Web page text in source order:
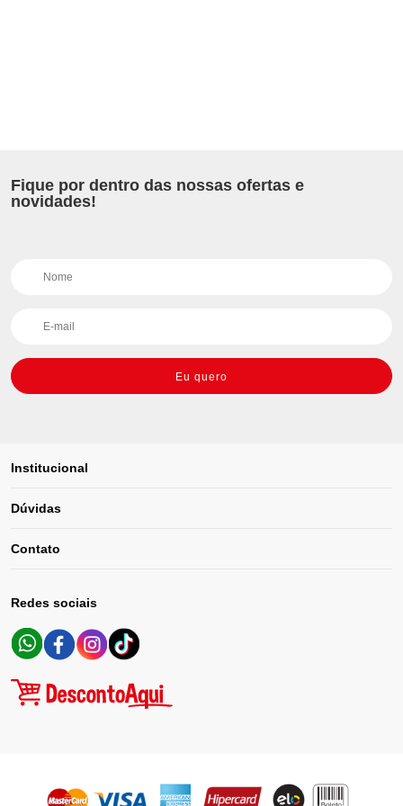
Fique por dentro das nossas ofertas e
novidades!
Eu quero
Institucional
Dúvidas
Contato
Redes sociais